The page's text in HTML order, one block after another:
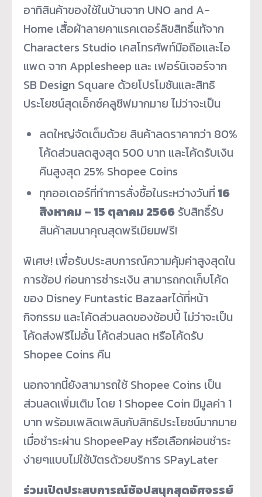
อาทิสินค้าของใช้ในบ้านจาก UNO and A-
Home เสื้อผ้าลายคาแรคเตอร์ลิขสิทธิ์แท้จาก
Characters Studio เคสโทรศัพท์มือถือและไอ
แพด จาก Applesheep และ เฟอร์นิเจอร์จาก
SB Design Square ด้วยโปรโมชันและสิทธิ
ประโยชน์สุดเอ็กซ์คลูซีฟมากมาย ไม่ว่าจะเป็น
ลดใหญ่จัดเต็มด้วย สินค้าลดราคากว่า 80%
โค้ดส่วนลดสูงสุด 500 บาท และโค้ดรับเงิน
คืนสูงสุด 25% Shopee Coins
ทุกออเดอร์ที่ทำการสั่งซื้อในระหว่างวันที่16
สิงหาคม – 15 ตุลาคม 2566รับสิทธิ์รับ
สินค้าสมนาคุณสุดพรีเมียมฟรี!
พิเศษ! เพื่อรับประสบการณ์ความคุ้มค่าสูงสุดใน
การช้อป ก่อนการชำระเงิน สามารถกดเก็บโค้ด
ของ Disney Funtastic Bazaarได้ที่หน้า
กิจกรรม และโค้ดส่วนลดของช้อปปี้ ไม่ว่าจะเป็น
โค้ดส่งฟรีไม่อั้น โค้ดส่วนลด หรือโค้ดรับ
Shopee Coins คืน
นอกจากนี้ยังสามารถใช้ Shopee Coins เป็น
ส่วนลดเพิ่มเติม โดย 1 Shopee Coin มีมูลค่า 1
บาท พร้อมเพลิดเพลินกับสิทธิประโยชน์มากมาย
เมื่อชำระผ่าน ShopeePay หรือเลือกผ่อนชำระ
ง่ายๆแบบไม่ใช้บัตรด้วยบริการ SPayLater
ร่วมเปิดประสบการณ์ช้อปสนุกสุดอัศจรรย์